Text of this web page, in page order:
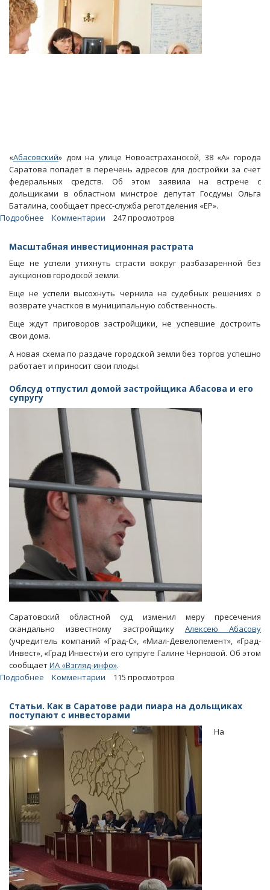
«Абасовский» дом на улице Новоастраханской, 38 «А» города
Саратова попадет в перечень адресов для достройки за счет
федеральных средств. Об этом заявила на встрече с
дольщиками в областном минстрое депутат Госдумы Ольга
Баталина, сообщает пресс-служба реготделения «ЕР».
Подробнее
обещала
«абасовский»
дом
силами
госкомпании
Комментарии 247 просмотров
Масштабная инвестиционная растрата
Еще не успели утихнуть страсти вокруг разбазаренной без
аукционов городской земли.
Еще не успели высохнуть чернила на судебных решениях о
возврате участков в муниципальную собственность.
Еще ждут приговоров застройщики, не успевшие достроить
свои дома.
А новая схема по раздаче городской земли без торгов успешно
работает и приносит свои плоды.
Облсуд отпустил домой застройщика Абасова и его
супругу
Саратовский областной суд изменил меру пресечения
скандально известному застройщику Алексею Абасову
(учредитель компаний «Град-С», «Миал-Девелопемент», «Град-
Инвест», «Град Инвест») и его супруге Галине Черновой. Об этом
сообщаетИА «Взгляд-инфо».
Подробнее
отпустил
домой
застройщика
Абасова
супругу
Комментарии 115 просмотров
Статьи. Как в Саратове ради пиара на дольщиках
поступают с инвесторами
На